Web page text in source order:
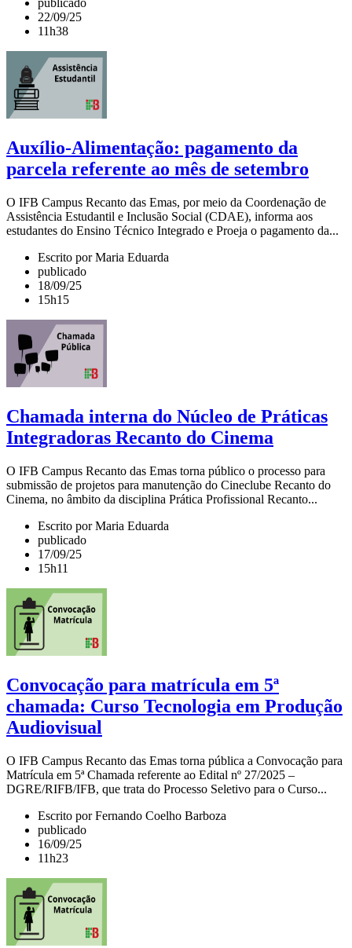
publicado
22/09/25
11h38
Auxílio-Alimentação: pagamento da
parcela referente ao mês de setembro
O IFB Campus Recanto das Emas, por meio da Coordenação de
Assistência Estudantil e Inclusão Social (CDAE), informa aos
estudantes do Ensino Técnico Integrado e Proeja o pagamento da...
Escrito por Maria Eduarda
publicado
18/09/25
15h15
Chamada interna do Núcleo de Práticas
Integradoras Recanto do Cinema
O IFB Campus Recanto das Emas torna público o processo para
submissão de projetos para manutenção do Cineclube Recanto do
Cinema, no âmbito da disciplina Prática Profissional Recanto...
Escrito por Maria Eduarda
publicado
17/09/25
15h11
Convocação para matrícula em 5ª
chamada: Curso Tecnologia em Produção
Audiovisual
O IFB Campus Recanto das Emas torna pública a Convocação para
Matrícula em 5ª Chamada referente ao Edital nº 27/2025 –
DGRE/RIFB/IFB, que trata do Processo Seletivo para o Curso...
Escrito por Fernando Coelho Barboza
publicado
16/09/25
11h23